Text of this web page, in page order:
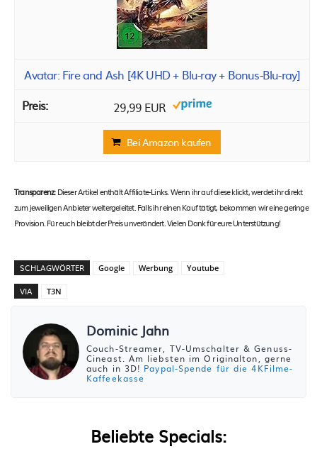
Avatar: Fire and Ash [4K UHD + Blu-ray + Bonus-Blu-ray]
29,99 EUR
Bei Amazon kaufen
Transparenz:Dieser Artikel enthält Affiliate-Links. Wenn ihr auf diese klickt, werdet ihr direkt
zum jeweiligen Anbieter weitergeleitet. Falls ihr einen Kauf tätigt, bekommen wir eine geringe
Provision. Für euch bleibt der Preis unverändert. Vielen Dank für eure Unterstützung!
SCHLAGWÖRTER Google Werbung Youtube
VIA T3N
Dominic Jahn
Couch-Streamer, TV-Umschalter & Genuss-
Cineast. Am liebsten im Originalton, gerne
auch in 3D! Paypal-Spende für die 4KFilme-
Kaffeekasse
Beliebte Specials: